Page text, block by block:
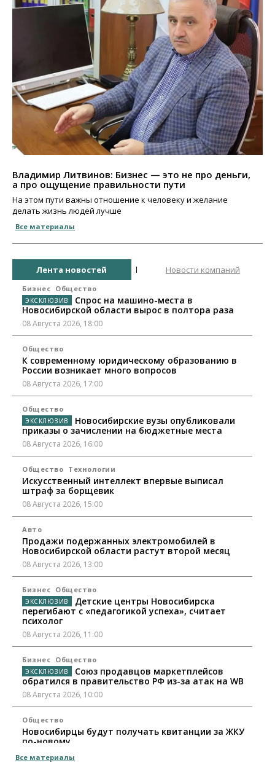
Владимир Литвинов: Бизнес — это не про деньги,
а про ощущение правильности пути
На этом пути важны отношение к человеку и желание
делать жизнь людей лучше
Все материалы
Лента новостей Новости компаний
Бизнес Общество
Спрос на машино-места в
Новосибирской области вырос в полтора раза
08 Августа 2026, 18:00
Общество
К современному юридическому образованию в
России возникает много вопросов
08 Августа 2026, 17:00
Общество
Новосибирские вузы опубликовали
приказы о зачислении на бюджетные места
08 Августа 2026, 16:00
Общество Технологии
Искусственный интеллект впервые выписал
штраф за борщевик
08 Августа 2026, 15:00
Авто
Продажи подержанных электромобилей в
Новосибирской области растут второй месяц
08 Августа 2026, 13:00
Бизнес Общество
Детские центры Новосибирска
перегибают с «педагогикой успеха», считает
психолог
08 Августа 2026, 11:00
Бизнес Общество
Союз продавцов маркетплейсов
обратился в правительство РФ из-за атак на WB
08 Августа 2026, 10:00
Общество
Новосибирцы будут получать квитанции за ЖКУ
по-новому
08 Августа 2026, 09:00
Все материалы